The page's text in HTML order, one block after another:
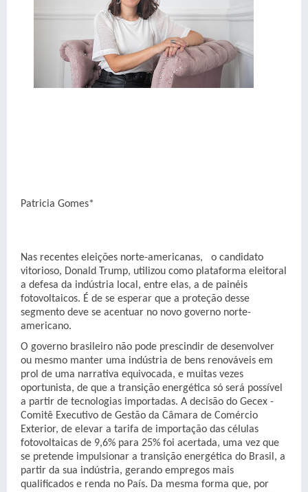
Patricia Gomes*
Nas recentes eleições norte-americanas, o candidato
vitorioso, Donald Trump, utilizou como plataforma eleitoral
a defesa da indústria local, entre elas, a de painéis
fotovoltaicos. É de se esperar que a proteção desse
segmento deve se acentuar no novo governo norte-
americano.
O governo brasileiro não pode prescindir de desenvolver
ou mesmo manter uma indústria de bens renováveis em
prol de uma narrativa equivocada, e muitas vezes
oportunista, de que a transição energética só será possível
a partir de tecnologias importadas. A decisão do Gecex -
Comitê Executivo de Gestão da Câmara de Comércio
Exterior, de elevar a tarifa de importação das células
fotovoltaicas de 9,6% para 25% foi acertada, uma vez que
se pretende impulsionar a transição energética do Brasil, a
partir da sua indústria, gerando empregos mais
qualificados e renda no País. Da mesma forma que, por